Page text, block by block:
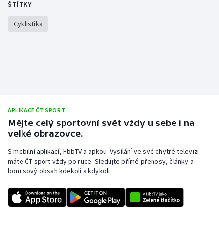
ŠTÍTKY
Cyklistika
APLIKACE ČT SPORT
Mějte celý sportovní svět vždy u sebe i na
velké obrazovce.
S mobilní aplikací, HbbTV a apkou iVysílání ve své chytré televizi
máte ČT sport vždy po ruce. Sledujte přímé přenosy, články a
bonusový obsah kdekoli a kdykoli.